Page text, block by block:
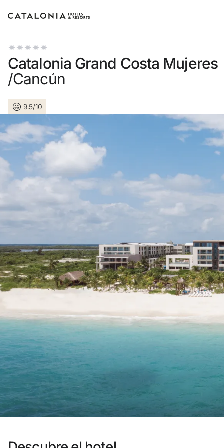
o
¿Aún no tienes cuenta?
Disfruta los beneficios de
Mejor precio
Cancelación gratuita
Gana dinero con tus
Catalonia Grand Costa Mujeres
/Cancún
9.5/10